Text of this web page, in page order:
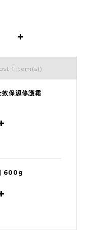
1 item(s))
保濕修護霜
600g